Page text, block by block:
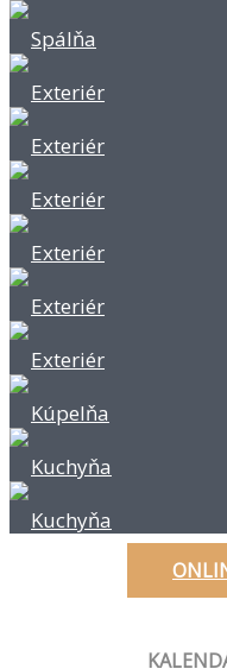
Spálňa
Exteriér
Exteriér
Exteriér
Exteriér
Exteriér
Exteriér
Kúpelňa
Kuchyňa
Kuchyňa